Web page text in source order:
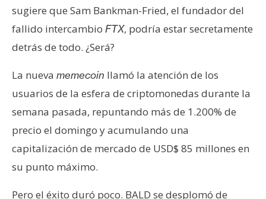
N
t
a
d
e
P
r
n
sugiere que Sam Bankman-Fried, el fundador del
fallido intercambio FTX, podría estar secretamente
detrás de todo. ¿Será?
La nueva memecoin llamó la atención de los
usuarios de la esfera de criptomonedas durante la
semana pasada, repuntando más de 1.200% de
precio el domingo y acumulando una
capitalización de mercado de USD$ 85 millones en
su punto máximo.
Pero el éxito duró poco. BALD se desplomó de